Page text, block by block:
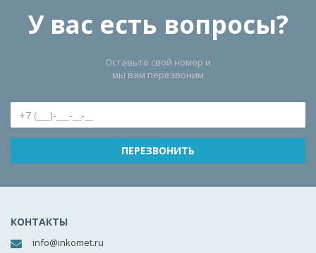
У вас есть вопросы?
Оставьте свой номер и
мы вам перезвоним
КОНТАКТЫ
info@inkomet.ru